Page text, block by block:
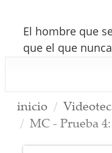
El hombre que
que el que
inicio
MC - Prueba